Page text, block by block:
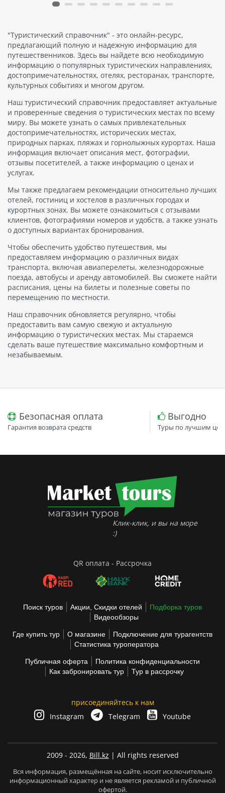
"Туристический справочник" - это онлайн-ресурс,
предлагающий полную и надежную информацию для
путешественников. Здесь вы найдете всю необходимую
информацию о популярных туристических направлениях,
достопримечательностях, отелях, ресторанах, транспорте,
культурных событиях и многом другом.
Наш туристический справочник предоставляет актуальные
и проверенные сведения о туристических местах по всему
миру. Вы можете узнать о самых привлекательных
достопримечательностях, исторических местах,
природных парках, пляжах и горнолыжных курортах. Наша
информация включает описания мест, фотографии,
отзывы посетителей, а также информацию о ценах и
услугах.
Мы также предлагаем рекомендации относительно лучших
отелей, гостиниц и хостелов в различных городах и
курортных зонах. Вы можете ознакомиться с отзывами
клиентов, фотографиями номеров и удобств, а также узнать
о доступных вариантах бронирования.
Чтобы обеспечить удобство путешествия, мы
предоставляем информацию о различных видах
транспорта, включая авиаперелеты, железнодорожные
поезда, автобусы и аренду автомобилей. Вы сможете найти
расписания, цены на билеты и полезные советы по
перемещению по местности.
Наш справочник обновляется регулярно, чтобы
предоставить вам самую свежую и актуальную
информацию о туристических местах. Мы стараемся
сделать ваше путешествие максимально комфортным и
незабываемым.
Безопасная оплата
Гарантия возврата средств
Выгодно
Туры по лучшим
Клик-клик, и вы на море
:)
QR оплата - Рассрочка
Поиск туров Акции, Скидки отелей
Подборка туров
Видеообзоры
Где купить тур О магазине
Подключение для турагентств
Статистика туроператора
Публичная оферта
Политика конфиденциальности
Как забронировать тур
Тур в рассрочку
присоединяйтесь к нам
Instagram
Telegram Youtube
2009 - 2026, Bill.kz | All rights reserved
Вся информация, размещённая на сайте, носит исключительно
информационный характер и не является рекламой и публичной
офертой.